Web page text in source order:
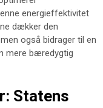
energieffektivitet
dækker den
også bidrager til en
mere bæredygtig
Statens